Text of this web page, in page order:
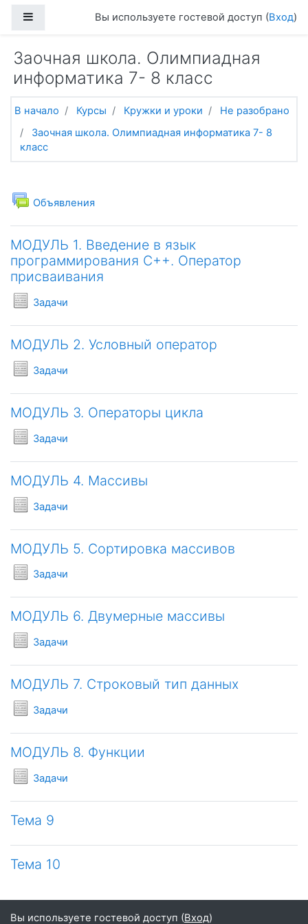
Боковая панельВы используете гостевой доступ (Вход)
Заочная школа. Олимпиадная
информатика 7- 8 класс
В начало Курсы Кружки и уроки
Не разобрано
Заочная школа. Олимпиадная информатика 7- 8
класс
Тематический план
ОбщееОбъявления
Форум
МОДУЛЬ 1. Введение в язык
программирования С++. Оператор
присваивания
Задачи
Условия задач
МОДУЛЬ 2. Условный оператор
Задачи
Условия задач
МОДУЛЬ 3. Операторы цикла
Задачи
Условия задач
МОДУЛЬ 4. Массивы
Задачи
Условия задач
МОДУЛЬ 5. Сортировка массивов
Задачи
Условия задач
МОДУЛЬ 6. Двумерные массивы
Задачи
Условия задач
МОДУЛЬ 7. Строковый тип данных
Задачи
Условия задач
МОДУЛЬ 8. Функции
Задачи
Условия задач
Тема 9
Тема 10
Вы используете гостевой доступ (Вход)